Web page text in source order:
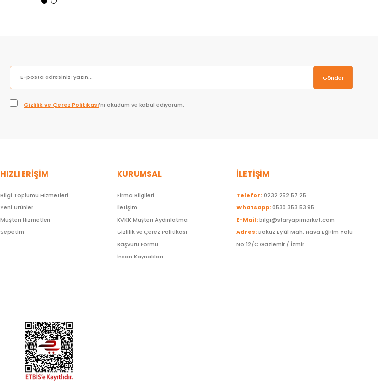
Gönder
Gizlilik ve Çerez Politikası’nı okudum ve kabul ediyorum.
HIZLI ERİŞİM
Bilgi Toplumu Hizmetleri
Yeni Ürünler
Müşteri Hizmetleri
Sepetim
KURUMSAL
Firma Bilgileri
İletişim
KVKK Müşteri Aydınlatma
Gizlilik ve Çerez Politikası
Başvuru Formu
İnsan Kaynakları
İLETİŞİM
Telefon:0232 252 57 25
Whatsapp:0530 353 53 95
E-Mail:bilgi@staryapimarket.com
Adres:Dokuz Eylül Mah. Hava Eğitim Yolu
No:12/C Gaziemir / İzmir